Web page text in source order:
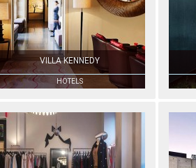
VILLA KENNEDY
HOTELS